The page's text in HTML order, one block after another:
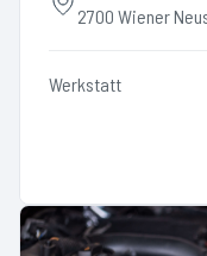
2700 Wiener
Werkstatt